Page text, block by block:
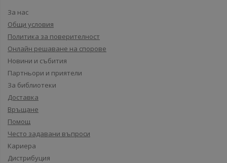
За нас
Общи условия
Политика за поверителност
Онлайн решаване на спорове
Новини и събития
Партньори и приятели
За библиотеки
Доставка
Връщане
Помощ
Често задавани въпроси
Кариера
Дистрибуция